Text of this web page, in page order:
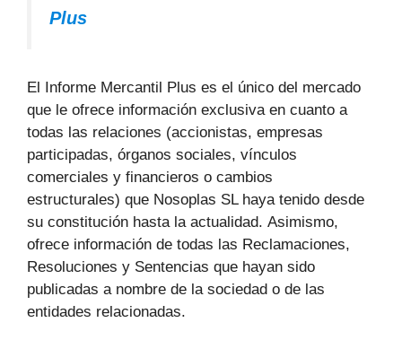
Plus
El Informe Mercantil Plus es el único del mercado
que le ofrece información exclusiva en cuanto a
todas las relaciones (accionistas, empresas
participadas, órganos sociales, vínculos
comerciales y financieros o cambios
estructurales) que Nosoplas SL haya tenido desde
su constitución hasta la actualidad. Asimismo,
ofrece información de todas las Reclamaciones,
Resoluciones y Sentencias que hayan sido
publicadas a nombre de la sociedad o de las
entidades relacionadas.